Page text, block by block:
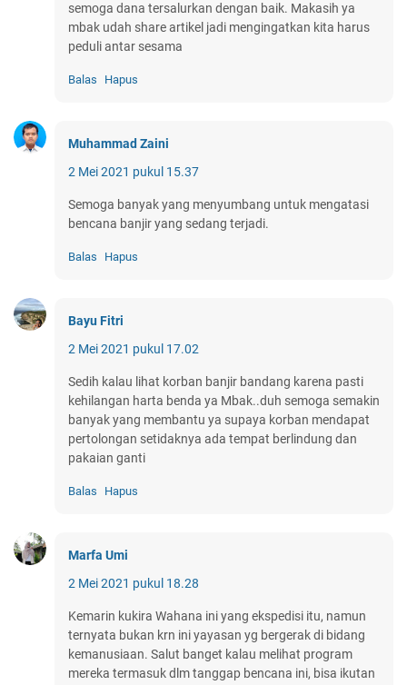
semoga dana tersalurkan dengan baik. Makasih ya
mbak udah share artikel jadi mengingatkan kita harus
peduli antar sesama
Balas Hapus
Muhammad Zaini
2 Mei 2021 pukul 15.37
Semoga banyak yang menyumbang untuk mengatasi
bencana banjir yang sedang terjadi.
Balas Hapus
Bayu Fitri
2 Mei 2021 pukul 17.02
Sedih kalau lihat korban banjir bandang karena pasti
kehilangan harta benda ya Mbak..duh semoga semakin
banyak yang membantu ya supaya korban mendapat
pertolongan setidaknya ada tempat berlindung dan
pakaian ganti
Balas Hapus
Marfa Umi
2 Mei 2021 pukul 18.28
Kemarin kukira Wahana ini yang ekspedisi itu, namun
ternyata bukan krn ini yayasan yg bergerak di bidang
kemanusiaan. Salut banget kalau melihat program
mereka termasuk dlm tanggap bencana ini, bisa ikutan